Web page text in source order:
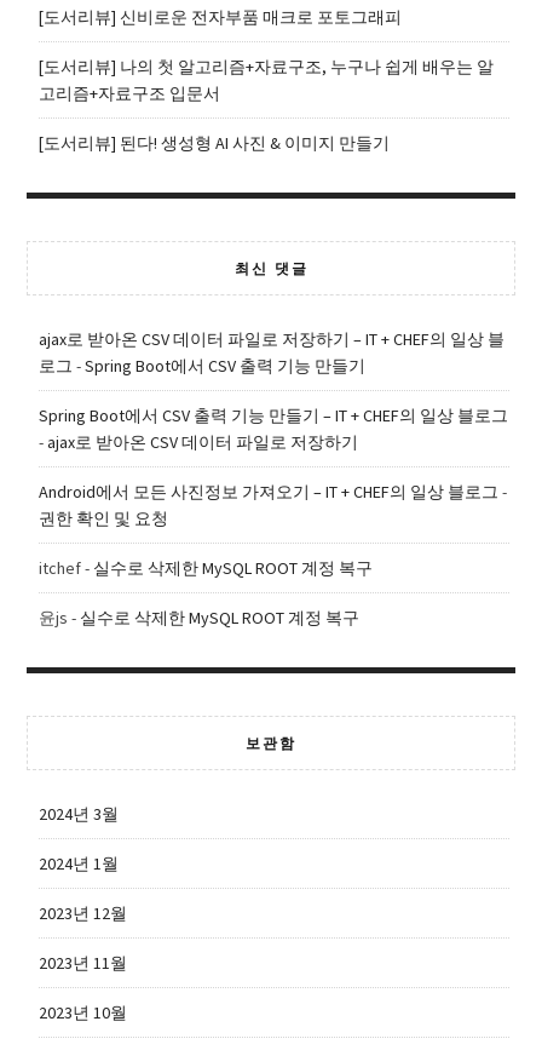
[도서리뷰] 신비로운 전자부품 매크로 포토그래피
[도서리뷰] 나의 첫 알고리즘+자료구조, 누구나 쉽게 배우는 알
고리즘+자료구조 입문서
[도서리뷰] 된다! 생성형 AI 사진 & 이미지 만들기
최신 댓글
ajax로 받아온 CSV 데이터 파일로 저장하기 – IT + CHEF의 일상 블
로그 -Spring Boot에서 CSV 출력 기능 만들기
Spring Boot에서 CSV 출력 기능 만들기 – IT + CHEF의 일상 블로그
-ajax로 받아온 CSV 데이터 파일로 저장하기
Android에서 모든 사진정보 가져오기 – IT + CHEF의 일상 블로그 -
권한 확인 및 요청
itchef- 실수로 삭제한 MySQL ROOT 계정 복구
윤js - 실수로 삭제한 MySQL ROOT 계정 복구
보관함
2024년 3월
2024년 1월
2023년 12월
2023년 11월
2023년 10월